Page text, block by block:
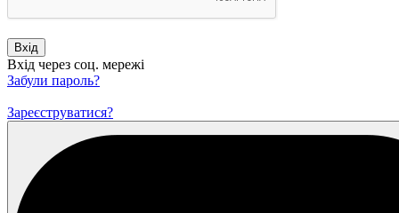
Вхід
Вхід через соц. мережі
Забули пароль?
Зареєструватися?